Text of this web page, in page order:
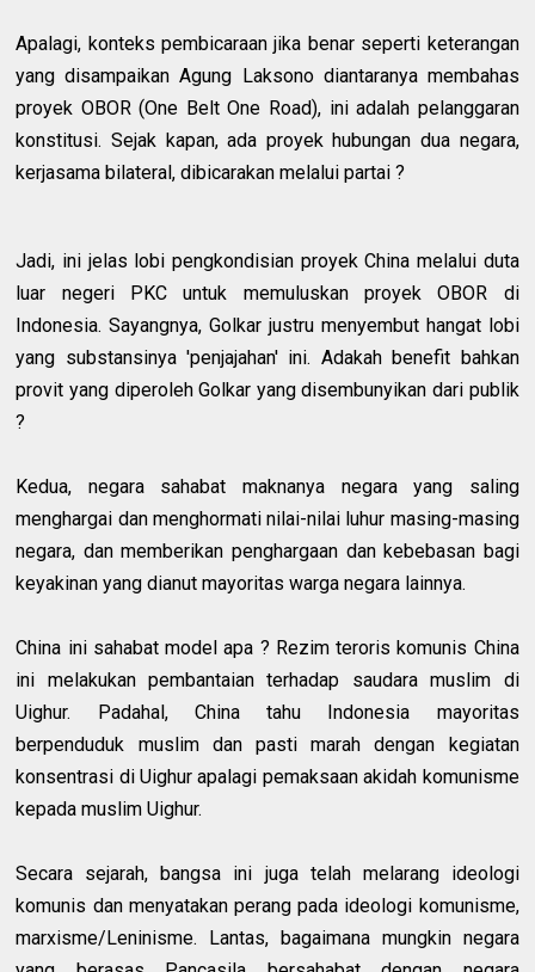
Apalagi, konteks pembicaraan jika benar seperti keterangan
yang disampaikan Agung Laksono diantaranya membahas
proyek OBOR (One Belt One Road), ini adalah pelanggaran
konstitusi. Sejak kapan, ada proyek hubungan dua negara,
kerjasama bilateral, dibicarakan melalui partai ?
Jadi, ini jelas lobi pengkondisian proyek China melalui duta
luar negeri PKC untuk memuluskan proyek OBOR di
Indonesia. Sayangnya, Golkar justru menyembut hangat lobi
yang substansinya 'penjajahan' ini. Adakah benefit bahkan
provit yang diperoleh Golkar yang disembunyikan dari publik
?
Kedua, negara sahabat maknanya negara yang saling
menghargai dan menghormati nilai-nilai luhur masing-masing
negara, dan memberikan penghargaan dan kebebasan bagi
keyakinan yang dianut mayoritas warga negara lainnya.
China ini sahabat model apa ? Rezim teroris komunis China
ini melakukan pembantaian terhadap saudara muslim di
Uighur. Padahal, China tahu Indonesia mayoritas
berpenduduk muslim dan pasti marah dengan kegiatan
konsentrasi di Uighur apalagi pemaksaan akidah komunisme
kepada muslim Uighur.
Secara sejarah, bangsa ini juga telah melarang ideologi
komunis dan menyatakan perang pada ideologi komunisme,
marxisme/Leninisme. Lantas, bagaimana mungkin negara